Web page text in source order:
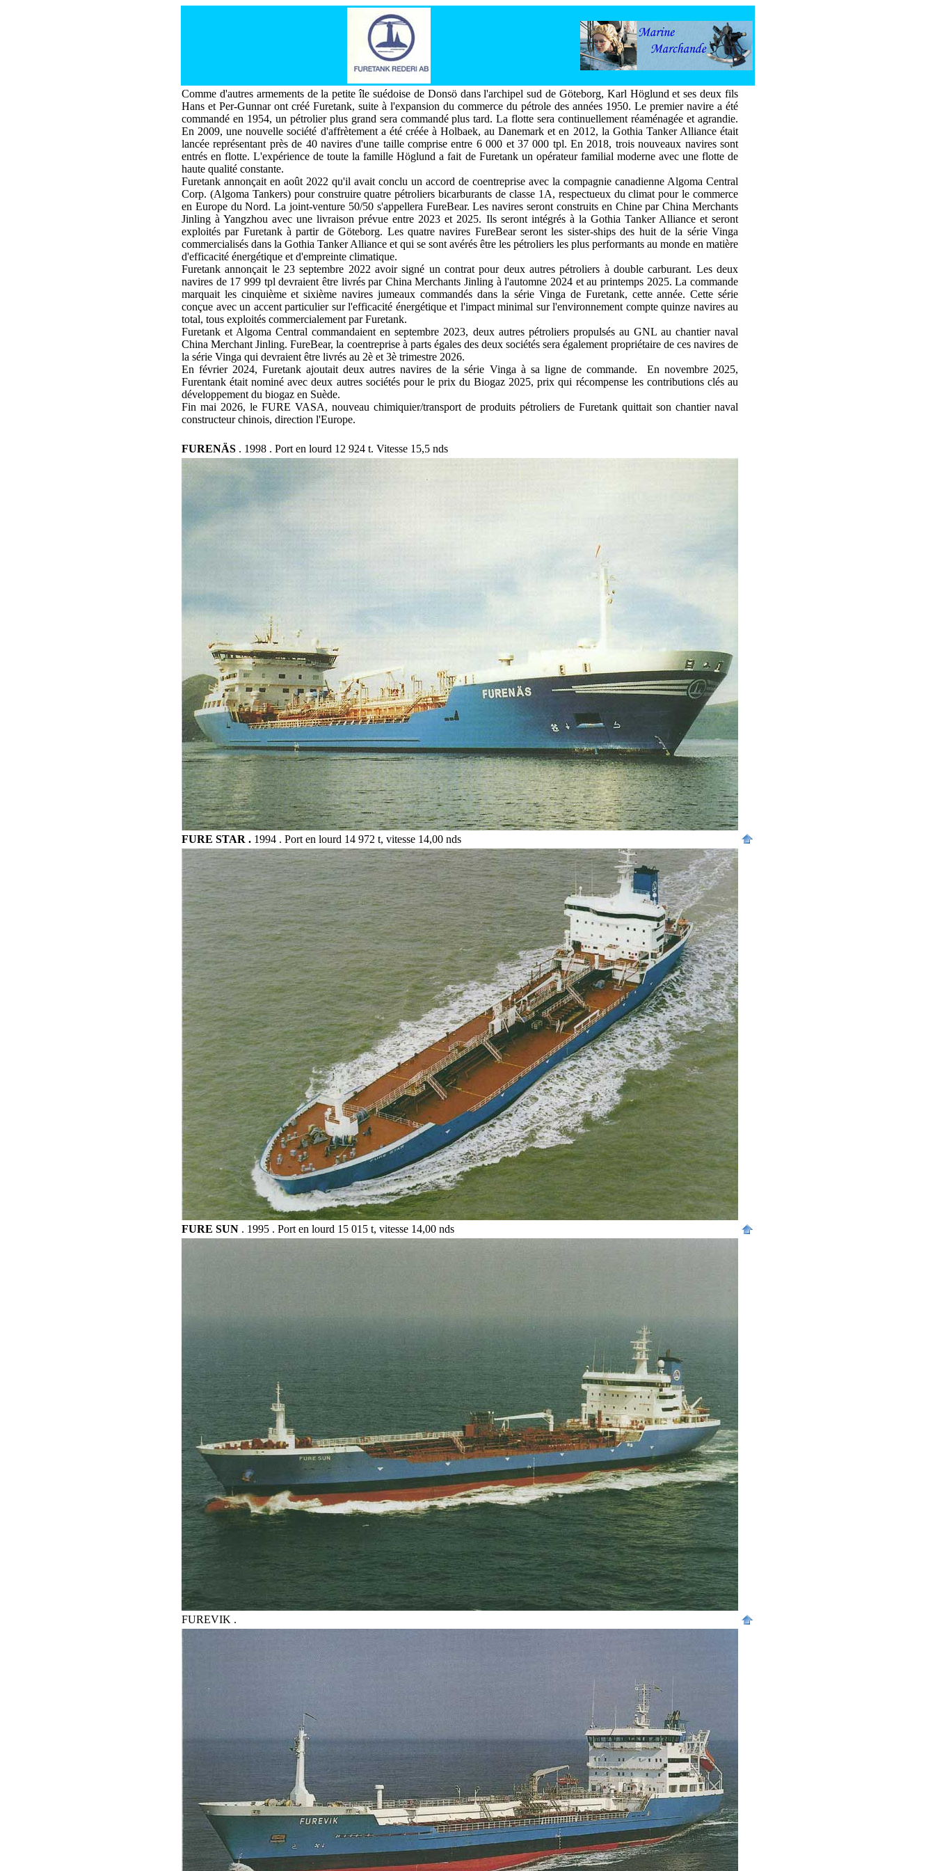
Comme d'autres armements de la petite île suédoise de Donsö dans l'archipel sud de Göteborg, Karl Höglund et ses deux fils
Hans et Per-Gunnar ont créé Furetank, suite à l'expansion du commerce du pétrole des années 1950. Le premier navire a été
commandé en 1954, un pétrolier plus grand sera commandé plus tard. La flotte sera continuellement réaménagée et agrandie.
En 2009, une nouvelle société d'affrètement a été créée à Holbaek, au Danemark et en 2012, la Gothia Tanker Alliance était
lancée représentant près de 40 navires d'une taille comprise entre 6 000 et 37 000 tpl. En 2018, trois nouveaux navires sont
entrés en flotte. L'expérience de toute la famille Höglund a fait de Furetank un opérateur familial moderne avec une flotte de
haute qualité constante.
Furetank annonçait en août 2022 qu'il avait conclu un accord de coentreprise avec la compagnie canadienne Algoma Central
Corp. (Algoma Tankers) pour construire quatre pétroliers bicarburants de classe 1A, respectueux du climat pour le commerce
en Europe du Nord. La joint-venture 50/50 s'appellera FureBear. Les navires seront construits en Chine par China Merchants
Jinling à Yangzhou avec une livraison prévue entre 2023 et 2025. Ils seront intégrés à la Gothia Tanker Alliance et seront
exploités par Furetank à partir de Göteborg. Les quatre navires FureBear seront les sister-ships des huit de la série Vinga
commercialisés dans la Gothia Tanker Alliance et qui se sont avérés être les pétroliers les plus performants au monde en matière
d'efficacité énergétique et d'empreinte climatique.
Furetank annonçait le 23 septembre 2022 avoir signé un contrat pour deux autres pétroliers à double carburant. Les deux
navires de 17 999 tpl devraient être livrés par China Merchants Jinling à l'automne 2024 et au printemps 2025. La commande
marquait les cinquième et sixième navires jumeaux commandés dans la série Vinga de Furetank, cette année. Cette série
conçue avec un accent particulier sur l'efficacité énergétique et l'impact minimal sur l'environnement compte quinze navires au
total, tous exploités commercialement par Furetank.
Furetank et Algoma Central commandaient en septembre 2023, deux autres pétroliers propulsés au GNL au chantier naval
China Merchant Jinling. FureBear, la coentreprise à parts égales des deux sociétés sera également propriétaire de ces navires de
la série Vinga qui devraient être livrés au 2è et 3è trimestre 2026.
En février 2024, Furetank ajoutait deux autres navires de la série Vinga à sa ligne de commande. En novembre 2025,
Furentank était nominé avec deux autres sociétés pour le prix du Biogaz 2025, prix qui récompense les contributions clés au
développement du biogaz en Suède.
Fin mai 2026, le FURE VASA, nouveau chimiquier/transport de produits pétroliers de Furetank quittait son chantier naval
constructeur chinois, direction l'Europe.
FURENÄS . 1998 . Port en lourd 12 924 t. Vitesse 15,5 nds
FURE STAR . 1994 . Port en lourd 14 972 t, vitesse 14,00 nds
FURE SUN . 1995 . Port en lourd 15 015 t, vitesse 14,00 nds
FUREVIK .